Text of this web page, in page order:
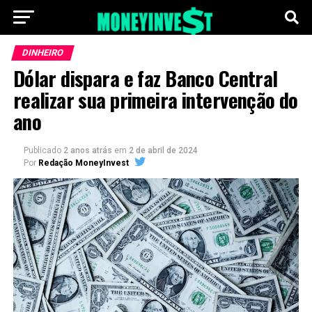
DINHEIRO
Dólar dispara e faz Banco Central
realizar sua primeira intervenção do
ano
Publicado 2 anos atrás em 2 de abril de 2024
Por Redação MoneyInvest